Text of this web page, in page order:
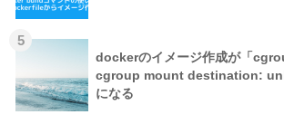
5
dockerのイメージ作成が「
cgroup mount destination:
になる